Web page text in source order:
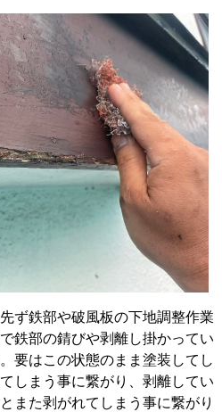
ず鉄部や破風板の下地調整作業
鉄部の錆びや剥離し掛かってい
要はこの状態のまま塗装してし
しまう事に繋がり、剥離してい
また剥がれてしまう事に繋がり